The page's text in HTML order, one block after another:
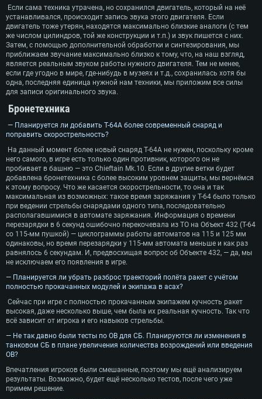
Если сама техника утрачена, но сохранился двигатель, который на неё
устанавливался, происходит запись звука этого двигателя. Если
двигатель тоже утерян, находятся максимально близкие аналоги (с тем
же числом цилиндров, той же конструкции и т.п.) и звук пишется с них.
Затем, с помощью дополнительной обработки и синтезирования, мы
приближаем звучание максимально близко к тому, что, на наш взгляд,
является реальным звуком работы нужного двигателя. Тем не менее,
если где угодно в мире, где-нибудь в музеях и т.д., сохранилась хотя бы
одна, последняя единица нужной нам техники, мы приложим все силы
для записи оригинального звука.
Бронетехника
— Планируется ли добавить Т-64А более современный снаряд и
поправить скорострельность?
На данный момент более новый снаряд Т-64А не нужен, поскольку кроме
него самого, в игре есть только один противник, которого он не
пробивает в башню — это Chieftain Mk.10. Если в другие ветки будет
добавлена бронетехника с более высоким уровнем защиты, мы вернёмся
к этому вопросу. Что же касается скорострельности, то она и так
максимальная из возможных: такое время заряжания у Т-64 было только
при ведении стрельбы снарядами одного типа, последовательно
располагавшимися в автомате заряжания. Информация о времени
перезарядки в 6 секунд ошибочно перекочевала из ТО на Объект 432 (Т-64
со 115-мм пушкой) — циклограммы работы автоматов на 115 и 125 мм
одинаковы, но время перезарядки у 115-мм автомата меньше и как раз
равнялось 6 секундам. И, предвосхищая вопрос об Объекте 432, — да, мы
не исключаем его появления в игре.
— Планируется ли убрать разброс траекторий полёта ракет с учётом
полностью прокачанных модулей и экипажа в асах?
Сейчас при игре с полностью прокачанным экипажем кучность ракет
высокая, даже несколько выше, чем была их реальная кучность. Так что
всё зависит от игрока и его навыков стрельбы.
— Не так давно были тесты по ОВ для СБ. Планируются ли изменения в
танковом СБ в плане увеличения количества возрождений или введения
ОВ?
Впечатления игроков были смешанные, поэтому мы ещё анализируем
результаты. Возможно, будет ещё несколько тестов, после чего уже
примем решение.